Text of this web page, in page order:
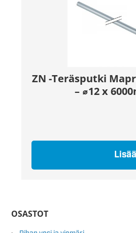
ZN -Teräsputki
– ⌀12 x
OSASTOT